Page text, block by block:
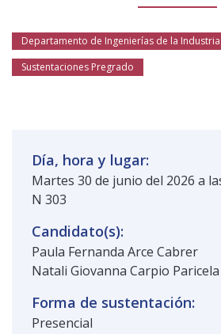
Departamento de Ingenierías de la
Sustentaciones Pregrado
Día, hora y lugar:
Martes 30 de junio del 2026 a
N 303
Candidato(s):
Paula Fernanda Arce Cabrer
Natali Giovanna Carpio Paricela
Forma de sustentación:
Presencial